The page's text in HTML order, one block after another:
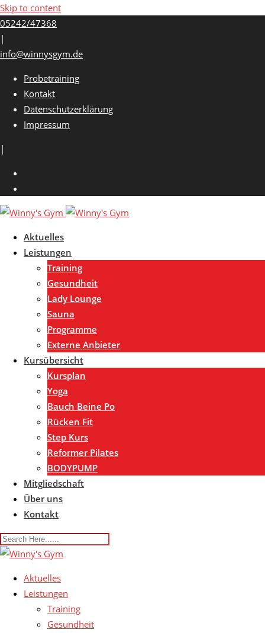
Skip to content
05242/47368
|
info@winnysgym.de
Probetraining
Kontakt
Datenschutzerklärung
Impressum
|
Aktuelles
Leistungen
Training
Gesundheit
Lady Lounge
Sauna
Programme
Externe Anbieter
Kursübersicht
Kursplan
Yoga
Bauch Beine Po
Rücken Fit
Step Kurs
Reformer Pilates
BODYPUMP
Mitgliedschaft
Über uns
Kontakt
Aktuelles
Leistungen
Training
Gesundheit